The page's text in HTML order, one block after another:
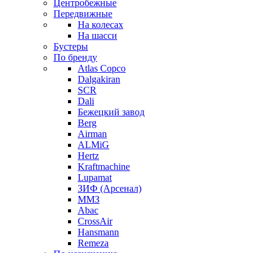
Центробежные
Передвижные
На колесах
На шасси
Бустеры
По бренду
Atlas Copco
Dalgakiran
SCR
Dali
Бежецкий завод
Berg
Airman
ALMiG
Hertz
Kraftmachine
Lupamat
ЗИФ (Арсенал)
ММЗ
Abac
CrossAir
Hansmann
Remeza